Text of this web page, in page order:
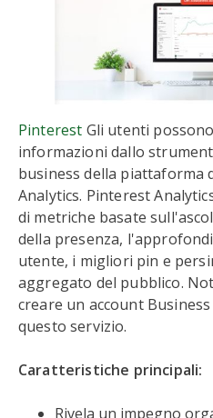
Pinterest Gli utenti
informazioni dallo
business della piattaforma
Analytics. Pinterest
di metriche basate
della presenza,
utente, i migliori pin e
aggregato del pubblico.
creare un account
questo servizio.
Caratteristiche principali:
Rivela un impegno